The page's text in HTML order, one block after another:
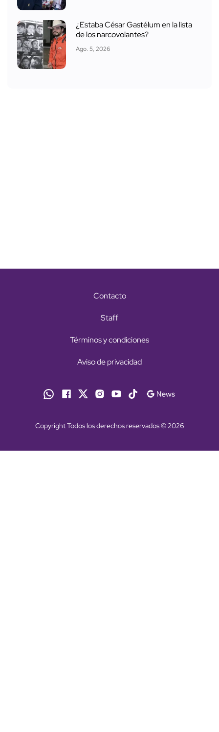
¿Estaba César Gastélum en la lista
de los narcovolantes?
Ago. 5, 2026
Contacto
Staff
Términos y condiciones
Aviso de privacidad
Copyright Todos los derechos reservados © 2026